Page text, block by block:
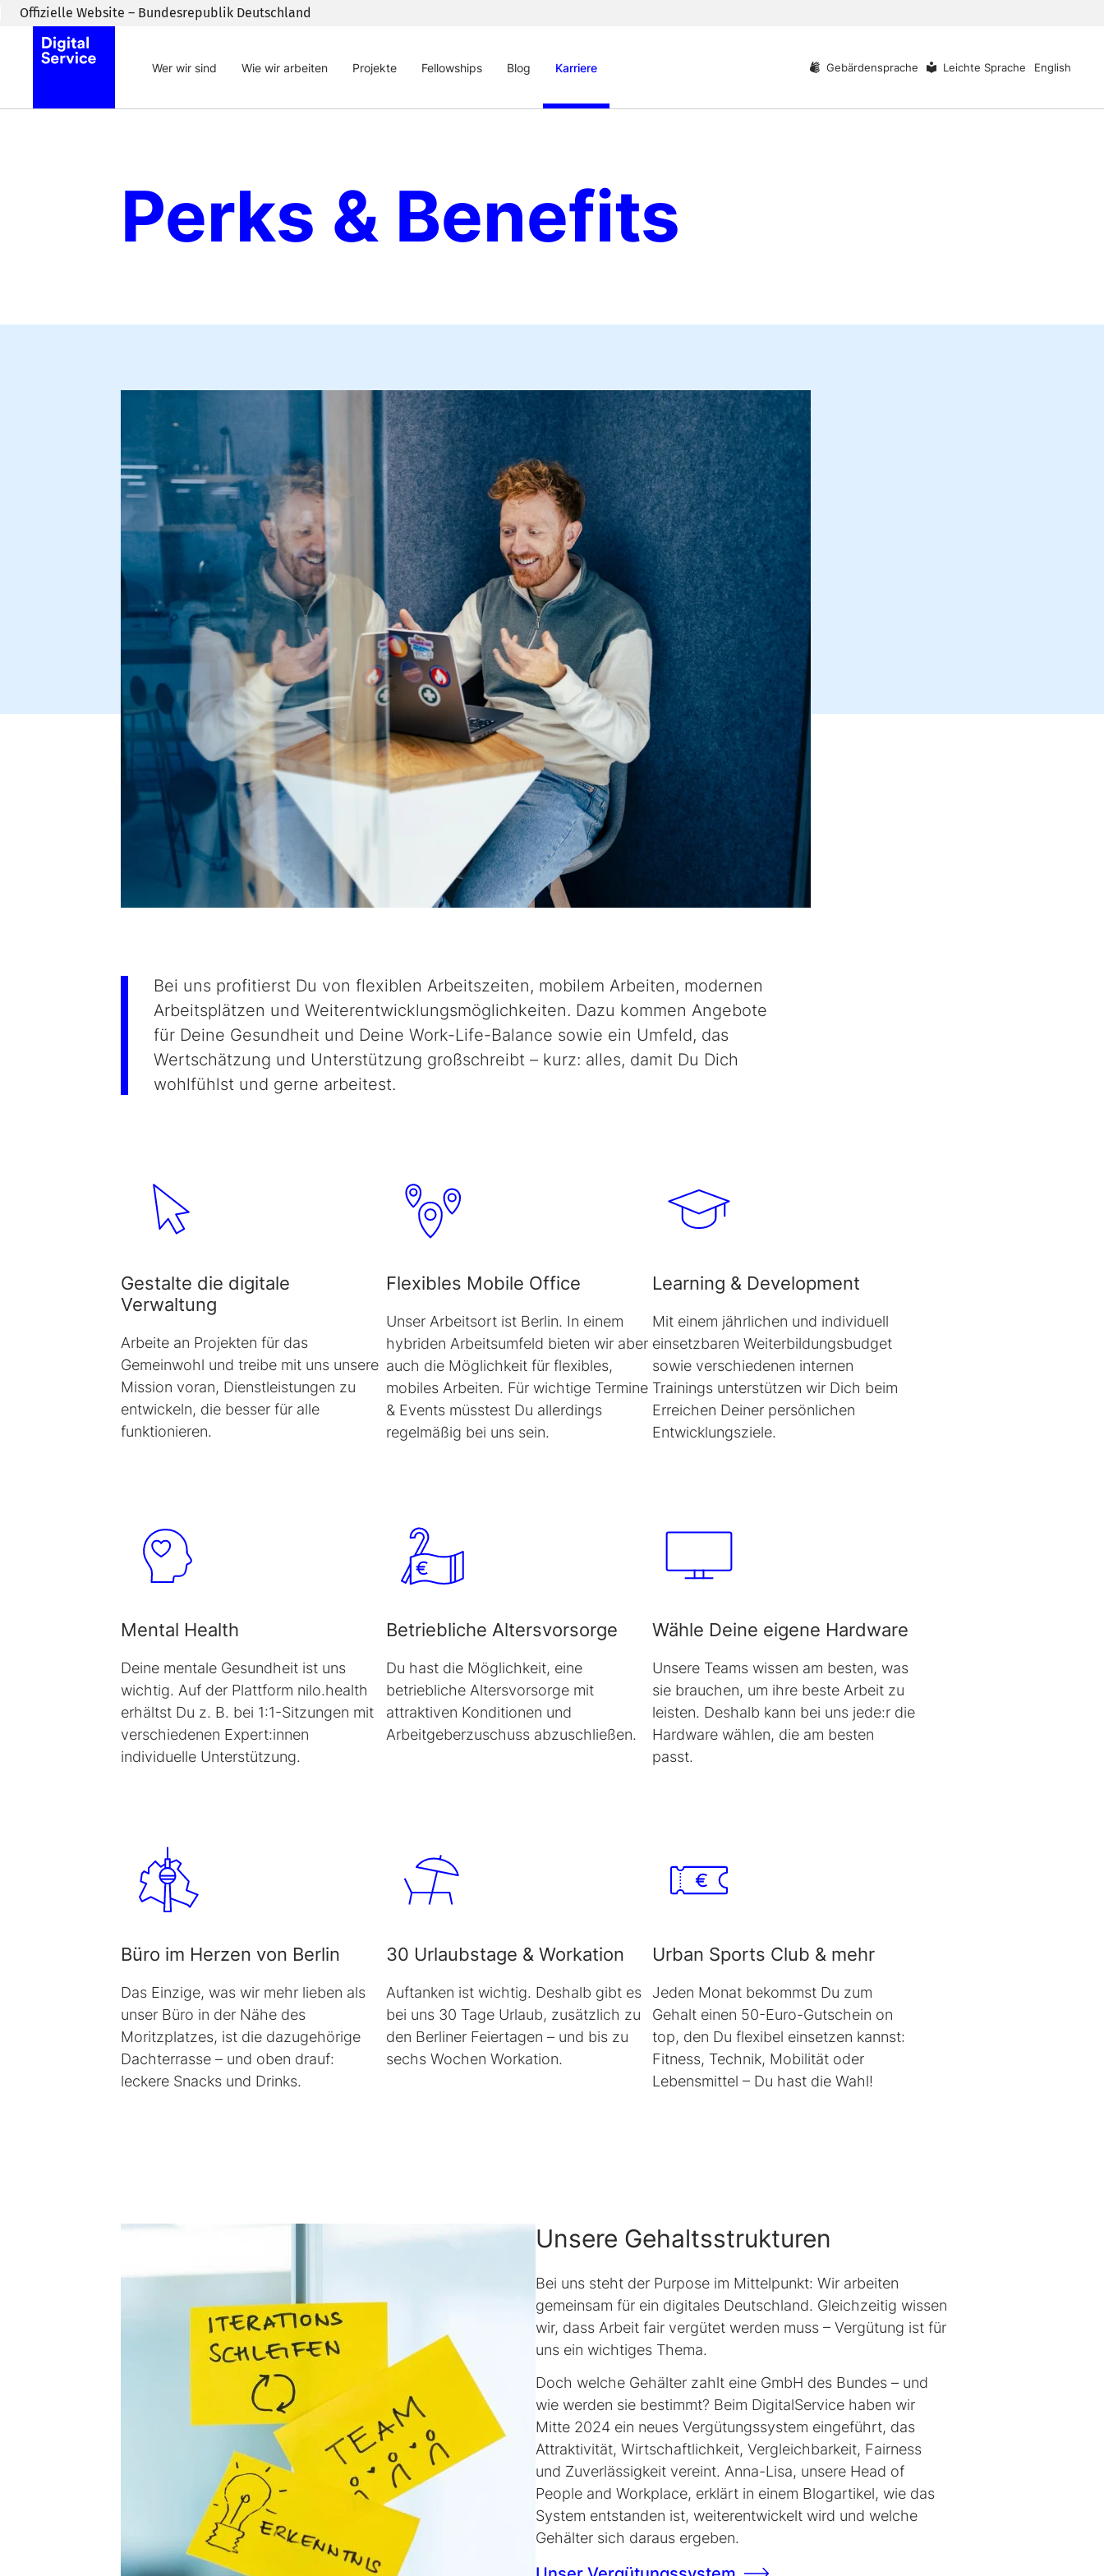
Zum Inhaltsbereich wechseln
Offizielle Website – Bundesrepublik Deutschland
Wer wir sind Wie wir arbeiten Projekte Fellowships Blog Karriere Gebärdensprache Leichte Sprache English
Perks & Benefits
Bei uns profitierst Du von flexiblen Arbeitszeiten, mobilem Arbeiten, modernen
Arbeitsplätzen und Weiterentwicklungsmöglichkeiten. Dazu kommen Angebote
für Deine Gesundheit und Deine Work-Life-Balance sowie ein Umfeld, das
Wertschätzung und Unterstützung großschreibt – kurz: alles, damit Du Dich
wohlfühlst und gerne arbeitest.
Gestalte die digitale
Verwaltung
Arbeite an Projekten für das
Gemeinwohl und treibe mit uns unsere
Mission voran, Dienstleistungen zu
entwickeln, die besser für alle
funktionieren.
Flexibles Mobile Office
Unser Arbeitsort ist Berlin. In einem
hybriden Arbeitsumfeld bieten wir aber
auch die Möglichkeit für flexibles,
mobiles Arbeiten. Für wichtige Termine
& Events müsstest Du allerdings
regelmäßig bei uns sein.
Learning & Development
Mit einem jährlichen und individuell
einsetzbaren Weiterbildungsbudget
sowie verschiedenen internen
Trainings unterstützen wir Dich beim
Erreichen Deiner persönlichen
Entwicklungsziele.
Mental Health
Deine mentale Gesundheit ist uns
wichtig. Auf der Plattform nilo.health
erhältst Du z. B. bei 1:1-Sitzungen mit
verschiedenen Expert:innen
individuelle Unterstützung.
Betriebliche Altersvorsorge
Du hast die Möglichkeit, eine
betriebliche Altersvorsorge mit
attraktiven Konditionen und
Arbeitgeberzuschuss abzuschließen.
Wähle Deine eigene Hardware
Unsere Teams wissen am besten, was
sie brauchen, um ihre beste Arbeit zu
leisten. Deshalb kann bei uns jede:r die
Hardware wählen, die am besten
passt.
Büro im Herzen von Berlin
Das Einzige, was wir mehr lieben als
unser Büro in der Nähe des
Moritzplatzes, ist die dazugehörige
Dachterrasse – und oben drauf:
leckere Snacks und Drinks.
30 Urlaubstage &Workation
Auftanken ist wichtig. Deshalb gibt es
bei uns 30 Tage Urlaub, zusätzlich zu
den Berliner Feiertagen – und bis zu
sechs Wochen Workation.
Urban Sports Club & mehr
Jeden Monat bekommst Du zum
Gehalt einen 50-Euro-Gutschein on
top, den Du flexibel einsetzen kannst:
Fitness, Technik, Mobilität oder
Lebensmittel – Du hast die Wahl!
Unsere Gehaltsstrukturen
Bei uns steht der Purpose im Mittelpunkt: Wir arbeiten
gemeinsam für ein digitales Deutschland. Gleichzeitig wissen
wir, dass Arbeit fair vergütet werden muss – Vergütung ist für
uns ein wichtiges Thema.
Doch welche Gehälter zahlt eine GmbH des Bundes – und
wie werden sie bestimmt? Beim DigitalService haben wir
Mitte 2024 ein neues Vergütungssystem eingeführt, das
Attraktivität, Wirtschaftlichkeit, Vergleichbarkeit, Fairness
und Zuverlässigkeit vereint. Anna-Lisa, unsere Head of
People and Workplace, erklärt in einem Blogartikel, wie das
System entstanden ist, weiterentwickelt wird und welche
Gehälter sich daraus ergeben.